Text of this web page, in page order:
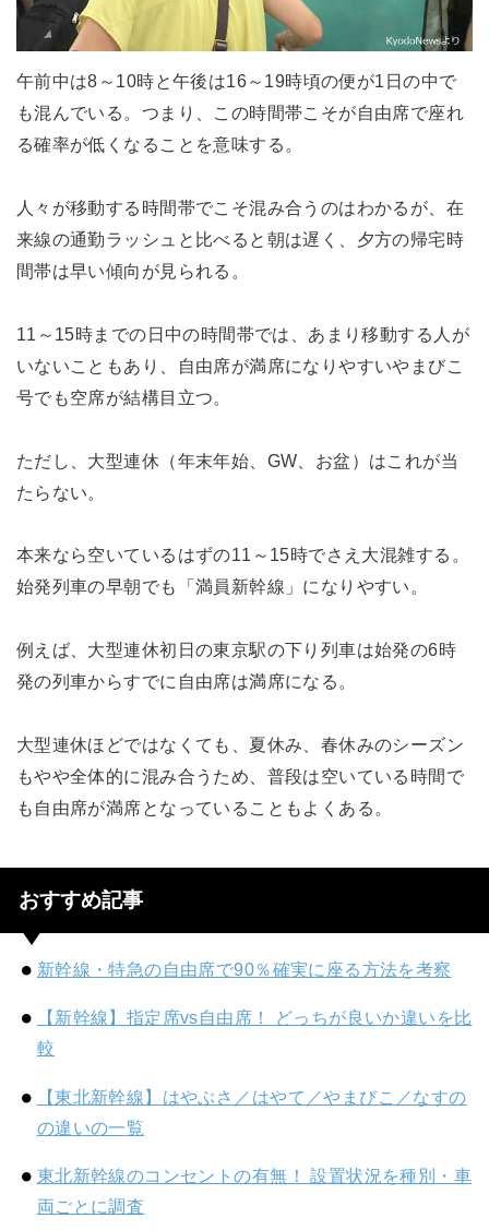
午前中は8～10時と午後は16～19時頃の便が1日の中で
も混んでいる。つまり、この時間帯こそが自由席で座れ
る確率が低くなることを意味する。
人々が移動する時間帯でこそ混み合うのはわかるが、在
来線の通勤ラッシュと比べると朝は遅く、夕方の帰宅時
間帯は早い傾向が見られる。
11～15時までの日中の時間帯では、あまり移動する人が
いないこともあり、自由席が満席になりやすいやまびこ
号でも空席が結構目立つ。
ただし、大型連休（年末年始、GW、お盆）はこれが当
たらない。
本来なら空いているはずの11～15時でさえ大混雑する。
始発列車の早朝でも「満員新幹線」になりやすい。
例えば、大型連休初日の東京駅の下り列車は始発の6時
発の列車からすでに自由席は満席になる。
大型連休ほどではなくても、夏休み、春休みのシーズン
もやや全体的に混み合うため、普段は空いている時間で
も自由席が満席となっていることもよくある。
おすすめ記事
新幹線・特急の自由席で90％確実に座る方法を考察
【新幹線】指定席vs自由席！ どっちが良いか違いを比
較
【東北新幹線】はやぶさ／はやて／やまびこ／なすの
の違いの一覧
東北新幹線のコンセントの有無！ 設置状況を種別・車
両ごとに調査